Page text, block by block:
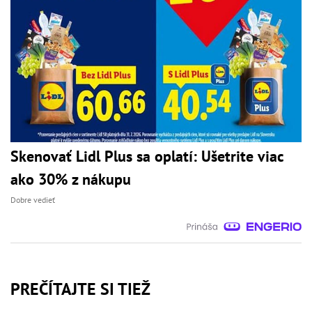
Skenovať Lidl Plus sa oplatí: Ušetrite viac
ako 30% z nákupu
Dobre vedieť
PREČÍTAJTE SI TIEŽ